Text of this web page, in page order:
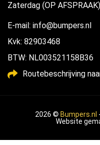
Zaterdag (OP
E-mail: info@bumpers.nl
Kvk: 82903468
BTW: NL003521158B36
Routebeschrijving
2026 © Bumpers.nl
Website